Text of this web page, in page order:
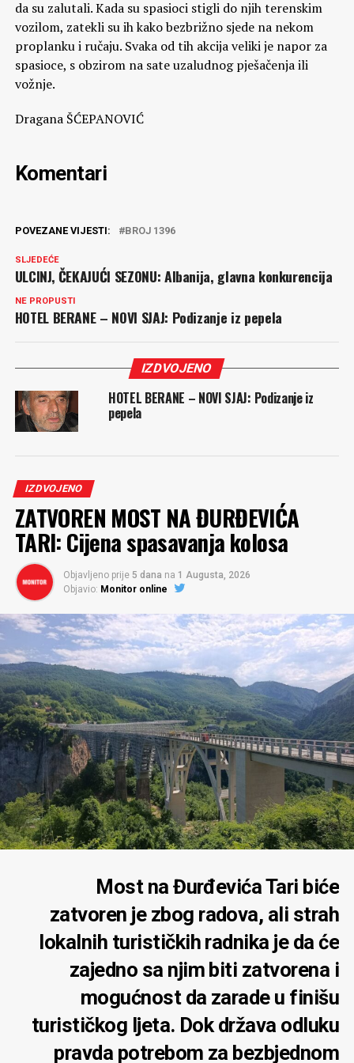
da su zalutali. Kada su spasioci stigli do njih terenskim
vozilom, zatekli su ih kako bezbrižno sjede na nekom
proplanku i ručaju. Svaka od tih akcija veliki je napor za
spasioce, s obzirom na sate uzaludnog pješačenja ili
vožnje.
Dragana ŠĆEPANOVIĆ
Komentari
POVEZANE VIJESTI: BROJ 1396
SLJEDEĆE
ULCINJ, ČEKAJUĆI SEZONU: Albanija, glavna konkurencija
NE PROPUSTI
HOTEL BERANE – NOVI SJAJ: Podizanje iz pepela
IZDVOJENO
HOTEL BERANE – NOVI SJAJ: Podizanje iz
pepela
IZDVOJENO
ZATVOREN MOST NA ĐURĐEVIĆA
TARI: Cijena spasavanja kolosa
Objavljeno prije 5 dana na 1 Augusta, 2026
Objavio: Monitor online
Most na Đurđevića Tari biće
zatvoren je zbog radova, ali strah
lokalnih turističkih radnika je da će
zajedno sa njim biti zatvorena i
mogućnost da zarade u finišu
turističkog ljeta. Dok država odluku
pravda potrebom za bezbjednom